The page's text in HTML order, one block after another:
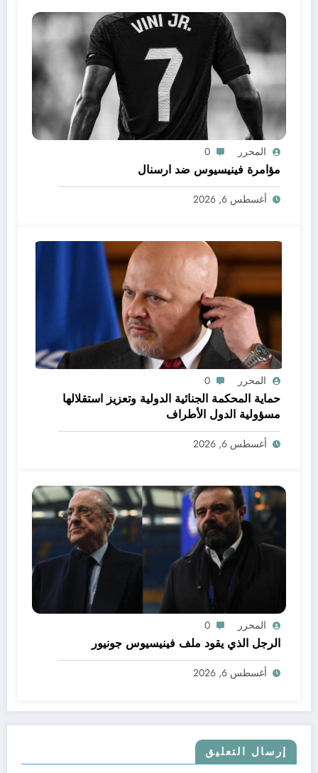
المحرر 0
مؤامرة فينيسيوس ضد ارسنال
أغسطس 6, 2026
المحرر 0
حماية المحكمة الجنائية الدولية وتعزيز استقلالها
مسؤولية الدول الأطراف
أغسطس 6, 2026
المحرر 0
الرجل الذي يقود ملف فينيسيوس جونيور
أغسطس 6, 2026
إرسال التعليق